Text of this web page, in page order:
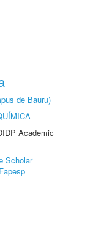
de Bauru)
Academic
Scholar
Fapesp